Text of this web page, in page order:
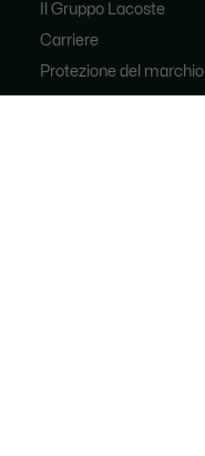
Il Gruppo Lacoste
Carriere
Protezione del marchio